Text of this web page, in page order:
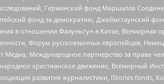
Германский фонд Маршалла
фонд за демократию, Джеймстаунский
в отношении Фалуньгун в Китае, Всемирная
Форум русскоязычных европейцев,
Международное партнерство за права
христианское движение, Всемирный
развития журналистики, IStories